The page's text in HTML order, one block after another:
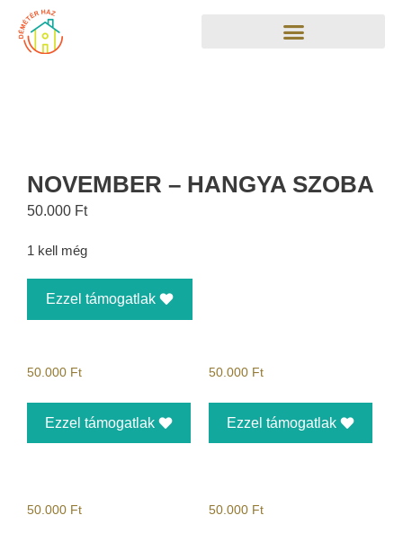
NOVEMBER – HANGYA SZOBA
50.000 Ft
1 kell még
Ezzel támogatlak
50.000 Ft
Ezzel támogatlak
50.000 Ft
Ezzel támogatlak
50.000 Ft 50.000 Ft